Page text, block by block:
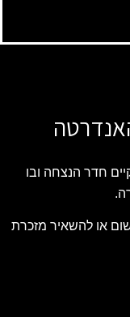
חדר הנצחה ובו
או להשאיר מזכרת